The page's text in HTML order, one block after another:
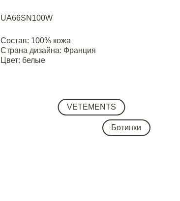
UA66SN100W
Состав: 100% кожа
Страна дизайна: Франция
Цвет: белые
VETEMENTS
Ботинки